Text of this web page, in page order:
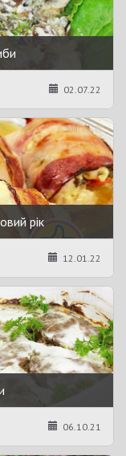
02.07.22
рік
12.01.22
06.10.21